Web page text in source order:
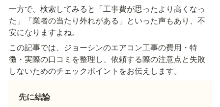
一方で、検索してみると「工事費が思ったより高くなっ
た」「業者の当たり外れがある」といった声もあり、不
安になりますよね。
この記事では、ジョーシンのエアコン工事の費用・特
徴・実際の口コミを整理し、依頼する際の注意点と失敗
しないためのチェックポイントをお伝えします。
先に結論